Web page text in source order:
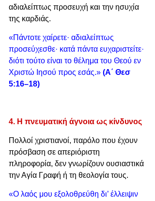
αδιαλείπτως προσευχή και την ησυχία
της καρδιάς.
«Πάντοτε χαίρετε· αδιαλείπτως
προσεύχεσθε· κατά πάντα ευχαριστείτε·
διότι τούτο είναι το θέλημα του Θεού εν
Χριστώ Ιησού προς εσάς.» (Α΄ Θεσ
5:16–18)
4. Η πνευματική άγνοια ως κίνδυνος
Πολλοί χριστιανοί, παρόλο που έχουν
πρόσβαση σε απεριόριστη
πληροφορία, δεν γνωρίζουν ουσιαστικά
την Αγία Γραφή ή τη θεολογία τους.
«Ο λαός μου εξολοθρεύθη δι’ έλλειψιν